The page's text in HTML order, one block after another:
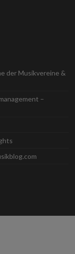
der Musikvereine &
–